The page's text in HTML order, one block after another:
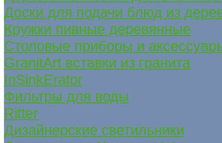
Доски для подачи блюд из
Кружки пивные деревянные
Столовые приборы и
GranitArt вставки из гранита
InSinkErator
Фильтры для воды
Ritter
Дизайнерские светильники